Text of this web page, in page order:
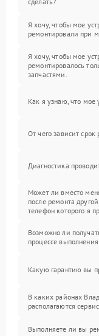
Я хочу, чтобы мое
ремонтировали при
Я хочу, чтобы мое
ремонтировалось
запчастями.
Как я узнаю, что мое
От чего зависит
Диагностика
Может ли вместо
после ремонта
телефон которого я
Возможно ли
процессе
Какую гарантию вы
В каких районах
располагаются
Выполняете ли вы